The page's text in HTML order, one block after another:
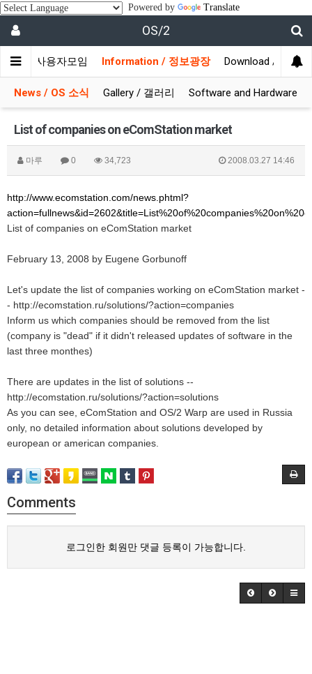
Powered by Translate
OS/2
/ 사용자모임 Information / 정보광장 Download / 자료실
News / OS 소식 Gallery / 갤러리 Software and Hardware
List of companies on eComStation market
마루 0 34,723 2008.03.27 14:46
http://www.ecomstation.com/news.phtml?
List of companies on eComStation market
February 13, 2008 by Eugene Gorbunoff
Let's update the list of companies working on eComStation market -
- http://ecomstation.ru/solutions/?action=companies
Inform us which companies should be removed from the list
(company is "dead" if it didn't released updates of software in the
last three monthes)
There are updates in the list of solutions --
http://ecomstation.ru/solutions/?action=solutions
As you can see, eComStation and OS/2 Warp are used in Russia
only, no detailed information about solutions developed by
european or american companies.
Comments
로그인한 회원만 댓글 등록이 가능합니다.